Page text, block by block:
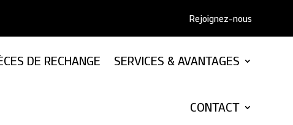
Rejoignez-nous
DE RECHANGE SERVICES & AVANTAGES
CONTACT